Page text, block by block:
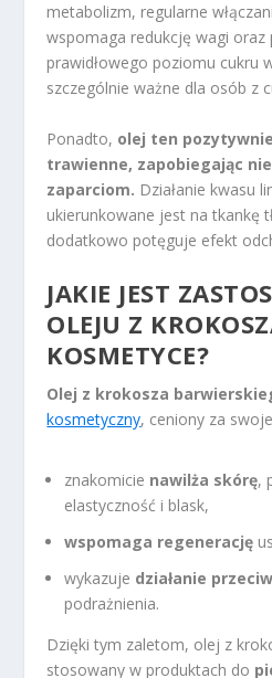
metabolizm, regularne
wspomaga redukcję wagi
prawidłowego poziomu cukru
szczególnie ważne dla osób z
Ponadto, olej ten
trawienne, zapobiegając
zaparciom. Działanie kwasu
ukierunkowane jest na tkankę
dodatkowo potęguje efekt
JAKIE JEST
OLEJU Z
KOSMETYCE?
Olej z krokosza
kosmetyczny, ceniony za
znakomicie nawilża skórę,
elastyczność i blask,
wspomaga regenerację
wykazuje działanie
podrażnienia.
Dzięki tym zaletom, olej z
stosowany w produktach do